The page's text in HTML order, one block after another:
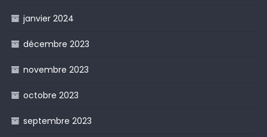
janvier 2024
décembre 2023
novembre 2023
octobre 2023
septembre 2023